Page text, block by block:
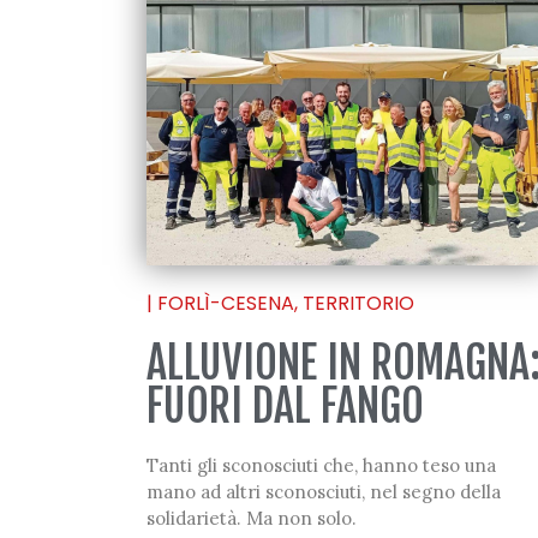
| FORLÌ-CESENA, TERRITORIO
ALLUVIONE IN
FUORI DAL FANGO
Tanti gli sconosciuti che, hanno teso una
mano ad altri sconosciuti, nel segno della
solidarietà. Ma non solo.